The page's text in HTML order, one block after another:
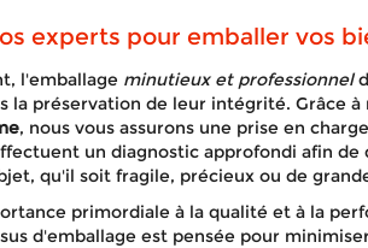
experts pour emballer vos
l'emballage minutieux et professionnel
la préservation de leur intégrité. Grâce à
, nous vous assurons une prise en
un diagnostic approfondi afin
qu'il soit fragile, précieux ou de
primordiale à la qualité et à la
d'emballage est pensée pour